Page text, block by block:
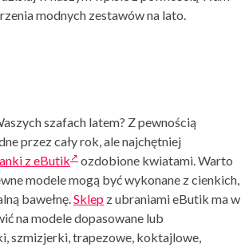
modnych zestawów na lato.
szafach latem? Z pewnością
przez cały rok, ale najchętniej
z eButik
ozdobione kwiatami. Warto
modele mogą być wykonane z cienkich,
bawełnę.Sklep z ubraniami eButik ma w
na modele dopasowane lub
, szmizjerki, trapezowe, koktajlowe,